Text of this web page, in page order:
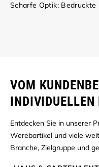
Scharfe Optik: Bedruckte
VOM
INDIVIDUELLEN
Entdecken Sie in unserer
Werebartikel und viele
Branche, Zielgruppe und